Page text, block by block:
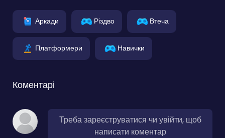
Аркади Різдво Втеча
Платформери Навички
Коментарі
Треба зареєструватися чи увійти, щоб
написати коментар